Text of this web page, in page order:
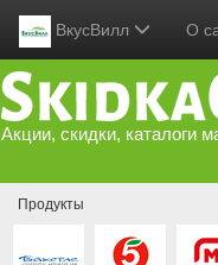
ВкусВилл О
Акции, скидки, каталоги
Продукты